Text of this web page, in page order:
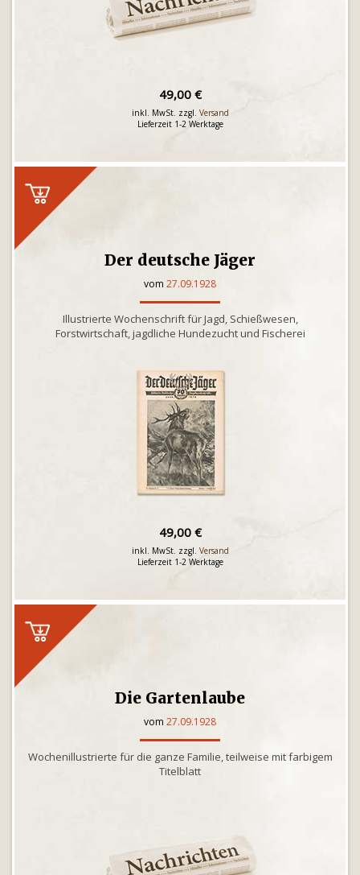
49,00 €
inkl. MwSt. zzgl. Versand
Lieferzeit 1-2 Werktage
Der deutsche Jäger
vom 27.09.1928
Illustrierte Wochenschrift für Jagd, Schießwesen,
Forstwirtschaft, jagdliche Hundezucht und Fischerei
49,00 €
inkl. MwSt. zzgl. Versand
Lieferzeit 1-2 Werktage
Die Gartenlaube
vom 27.09.1928
Wochenillustrierte für die ganze Familie, teilweise mit farbigem
Titelblatt